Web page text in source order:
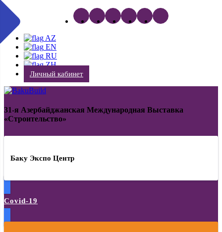
AZ
EN
RU
ZH
Личный кабинет
31-я Азербайджанская Международная Выставка
«Строительство»
Баку Экспо Центр
Covid-19